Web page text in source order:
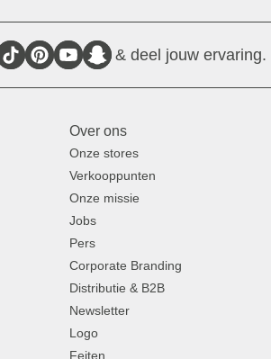
& deel jouw ervaring.
Over ons
Onze stores
Verkooppunten
Onze missie
Jobs
Pers
Corporate Branding
Distributie & B2B
Newsletter
Logo
Feiten